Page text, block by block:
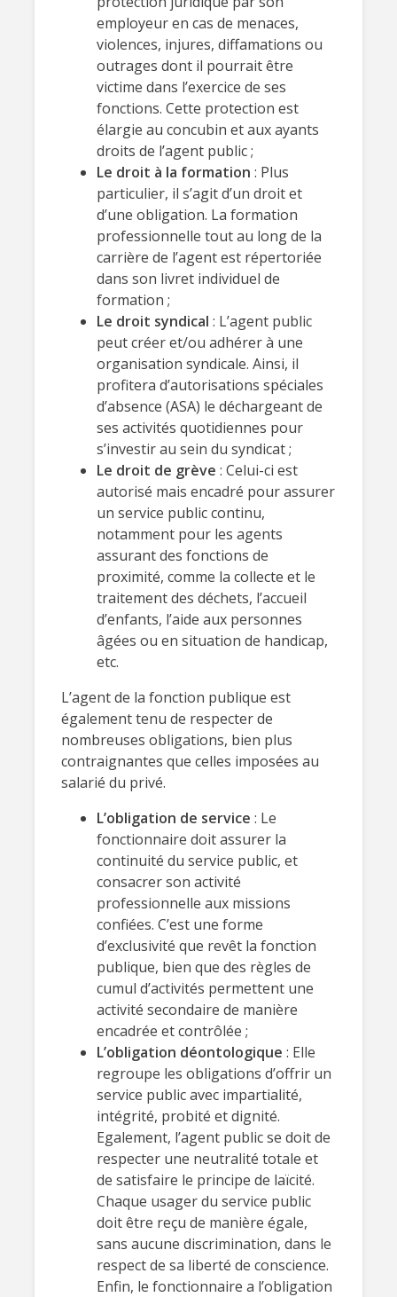
employeur en cas de menaces,
violences, injures, diffamations ou
outrages dont il pourrait être
victime dans l’exercice de ses
fonctions. Cette protection est
élargie au concubin et aux ayants
droits de l’agent public ;
Le droit à la formation : Plus
particulier, il s’agit d’un droit et
d’une obligation. La formation
professionnelle tout au long de la
carrière de l’agent est répertoriée
dans son livret individuel de
formation ;
Le droit syndical : L’agent public
peut créer et/ou adhérer à une
organisation syndicale. Ainsi, il
profitera d’autorisations spéciales
d’absence (ASA) le déchargeant de
ses activités quotidiennes pour
s’investir au sein du syndicat ;
Le droit de grève : Celui-ci est
autorisé mais encadré pour assurer
un service public continu,
notamment pour les agents
assurant des fonctions de
proximité, comme la collecte et le
traitement des déchets, l’accueil
d’enfants, l’aide aux personnes
âgées ou en situation de handicap,
etc.
L’agent de la fonction publique est
également tenu de respecter de
nombreuses obligations, bien plus
contraignantes que celles imposées au
salarié du privé.
L’obligation de service : Le
fonctionnaire doit assurer la
continuité du service public, et
consacrer son activité
professionnelle aux missions
confiées. C’est une forme
d’exclusivité que revêt la fonction
publique, bien que des règles de
cumul d’activités permettent une
activité secondaire de manière
encadrée et contrôlée ;
L’obligation déontologique : Elle
regroupe les obligations d’offrir un
service public avec impartialité,
intégrité, probité et dignité.
Egalement, l’agent public se doit de
respecter une neutralité totale et
de satisfaire le principe de laïcité.
Chaque usager du service public
doit être reçu de manière égale,
sans aucune discrimination, dans le
respect de sa liberté de conscience.
Enfin, le fonctionnaire a l’obligation